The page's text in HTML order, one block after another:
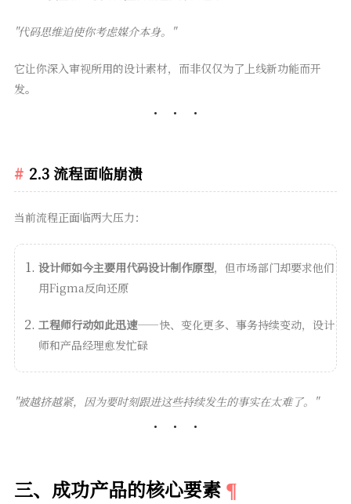
"代码思维迫使你考虑媒介本身。"
它让你深入审视所用的设计素材，而非仅仅为了上线新功能而开
发。
2.3 流程面临崩溃
当前流程正面临两大压力：
设计师如今主要用代码设计制作原型，但市场部门却要求他们
用Figma反向还原
工程师行动如此迅速——快、变化更多、事务持续变动，设计
师和产品经理愈发忙碌
"被越挤越紧，因为要时刻跟进这些持续发生的事实在太难了。"
三、成功产品的核心要素